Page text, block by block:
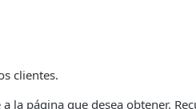
clientes.
la página que desea obtener.